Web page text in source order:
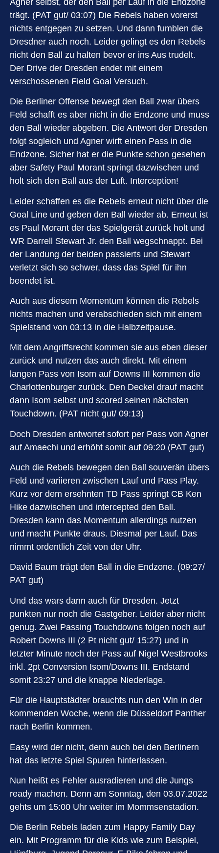
trägt. (PAT gut/ 03:07) Die Rebels haben vorerst
nichts entgegen zu setzen. Und dann fumblen die
Dresdner auch noch. Leider gelingt es den Rebels
nicht den Ball zu halten bevor er ins Aus trudelt.
Der Drive der Dresden endet mit einem
verschossenen Field Goal Versuch.
Die Berliner Offense bewegt den Ball zwar übers
Feld schafft es aber nicht in die Endzone und muss
den Ball wieder abgeben. Die Antwort der Dresden
folgt sogleich und Agner wirft einen Pass in die
Endzone. Sicher hat er die Punkte schon gesehen
aber Safety Paul Morant springt dazwischen und
holt sich den Ball aus der Luft. Interception!
Leider schaffen es die Rebels erneut nicht über die
Goal Line und geben den Ball wieder ab. Erneut ist
es Paul Morant der das Spielgerät zurück holt und
WR Darrell Stewart Jr. den Ball wegschnappt. Bei
der Landung der beiden passierts und Stewart
verletzt sich so schwer, dass das Spiel für ihn
beendet ist.
Auch aus diesem Momentum können die Rebels
nichts machen und verabschieden sich mit einem
Spielstand von 03:13 in die Halbzeitpause.
Mit dem Angriffsrecht kommen sie aus eben dieser
zurück und nutzen das auch direkt. Mit einem
langen Pass von Isom auf Downs III kommen die
Charlottenburger zurück. Den Deckel drauf macht
dann Isom selbst und scored seinen nächsten
Touchdown. (PAT nicht gut/ 09:13)
Doch Dresden antwortet sofort per Pass von Agner
auf Amaechi und erhöht somit auf 09:20 (PAT gut)
Auch die Rebels bewegen den Ball souverän übers
Feld und variieren zwischen Lauf und Pass Play.
Kurz vor dem ersehnten TD Pass springt CB Ken
Hike dazwischen und intercepted den Ball.
Dresden kann das Momentum allerdings nutzen
und macht Punkte draus. Diesmal per Lauf. Das
nimmt ordentlich Zeit von der Uhr.
David Baum trägt den Ball in die Endzone. (09:27/
PAT gut)
Und das wars dann auch für Dresden. Jetzt
punkten nur noch die Gastgeber. Leider aber nicht
genug. Zwei Passing Touchdowns folgen noch auf
Robert Downs III (2 Pt nicht gut/ 15:27) und in
letzter Minute noch der Pass auf Nigel Westbrooks
inkl. 2pt Conversion Isom/Downs III. Endstand
somit 23:27 und die knappe Niederlage.
Für die Hauptstädter brauchts nun den Win in der
kommenden Woche, wenn die Düsseldorf Panther
nach Berlin kommen.
Easy wird der nicht, denn auch bei den Berlinern
hat das letzte Spiel Spuren hinterlassen.
Nun heißt es Fehler ausradieren und die Jungs
ready machen. Denn am Sonntag, den 03.07.2022
gehts um 15:00 Uhr weiter im Mommsenstadion.
Die Berlin Rebels laden zum Happy Family Day
ein. Mit Programm für die Kids wie zum Beispiel,